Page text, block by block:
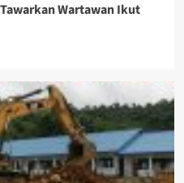
Wartawan Ikut